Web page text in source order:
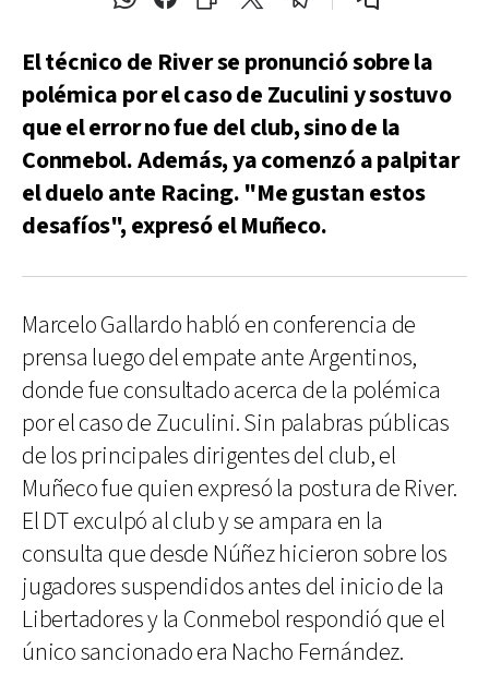
El técnico de River se pronunció sobre la
polémica por el caso de Zuculini y sostuvo
que el error no fue del club, sino de la
Conmebol. Además, ya comenzó a palpitar
el duelo ante Racing. "Me gustan estos
desafíos", expresó el Muñeco.
Marcelo Gallardo habló en conferencia de
prensa luego del empate ante Argentinos,
donde fue consultado acerca de la polémica
por el caso de Zuculini. Sin palabras públicas
de los principales dirigentes del club, el
Muñeco fue quien expresó la postura de River.
El DT exculpó al club y se ampara en la
consulta que desde Núñez hicieron sobre los
jugadores suspendidos antes del inicio de la
Libertadores y la Conmebol respondió que el
único sancionado era Nacho Fernández.